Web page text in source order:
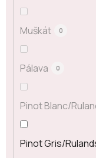
Muškát 0
Pálava 0
Pinot Blanc/
Pinot Gris/